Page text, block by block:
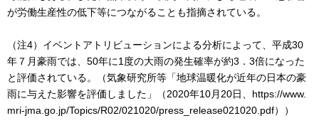
が労働生産性の低下等につながることも指摘されている。
（注4）イベントアトリビューションによる分析によって、平成30
年７月豪雨では、50年に1度の大雨の発生確率が約3．3倍になった
と評価されている。（気象研究所等「地球温暖化が近年の日本の豪
雨に与えた影響を評価しました」（2020年10月20日、https://www.
mri-jma.go.jp/Topics/R02/021020/press_release021020.pdf））